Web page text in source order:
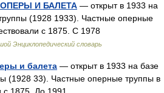
И БАЛЕТА — открыт в 1933 на
(1928 1933). Частные оперные
с 1875. С 1978
Энциклопедический словарь
и балета — открыт в 1933 на базе
(1928 33). Частные оперные труппы в